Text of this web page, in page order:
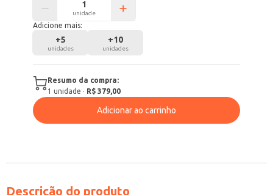
unidade
Adicione mais:
+5
unidades
+10
unidades
Resumo da compra:
1 unidade · R$ 379,00
Adicionar ao carrinho
Descrição do produto